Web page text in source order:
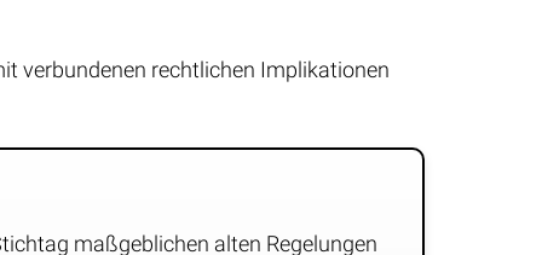
verbundenen rechtlichen Implikationen
maßgeblichen alten Regelungen